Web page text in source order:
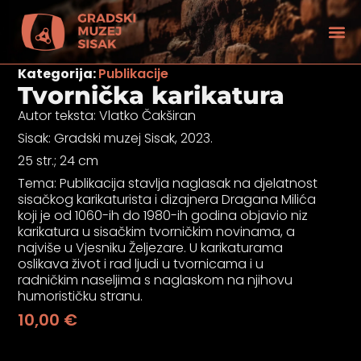
Kategorija:Publikacije
Tvornička karikatura
Autor teksta: Vlatko Čakširan
Sisak: Gradski muzej Sisak, 2023.
25 str.; 24 cm
Tema: Publikacija stavlja naglasak na djelatnost
sisačkog karikaturista i dizajnera Dragana Milića
koji je od 1060-ih do 1980-ih godina objavio niz
karikatura u sisačkim tvorničkim novinama, a
najviše u Vjesniku Željezare. U karikaturama
oslikava život i rad ljudi u tvornicama i u
radničkim naseljima s naglaskom na njihovu
humorističku stranu.
10,00 €
vida